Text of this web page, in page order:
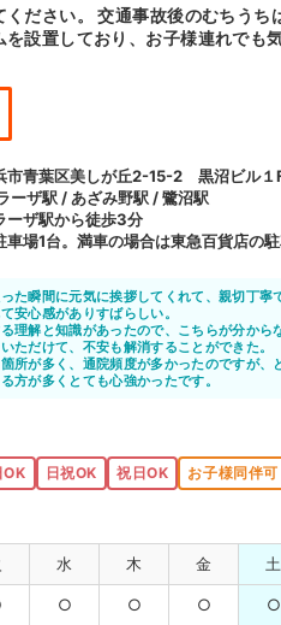
ださい。 交通事故後のむちうち
設置しており、お子様連れでも
市青葉区美しが丘2-15-2 黒沼ビル１
ーザ駅 / あざみ野駅 / 鷺沼駅
ーザ駅から徒歩3分
車場1台。満車の場合は東急百貨店の
った瞬間に元気に挨拶してくれて、親切丁寧
安心感がありすばらしい。
理解と知識があったので、こちらが分から
ただけて、不安も解消することができた。
所が多く、通院頻度が多かったのですが、
方が多くとても心強かったです。
OK 日祝OK 祝日OK お子様同伴可
水 木 金 土
○ ○ ○ ○